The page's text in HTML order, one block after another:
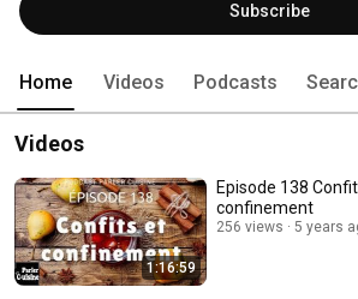
Subscribe
Home Videos Podcasts
Videos
1:16:59
Episode 138
confinement
256 views 5 years